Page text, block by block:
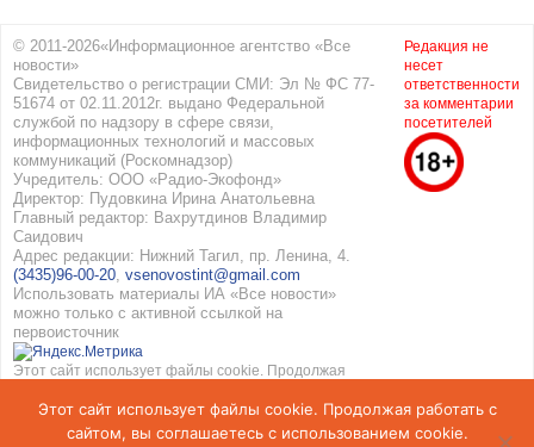
© 2011-2026«Информационное агентство «Все
новости»
Свидетельство о регистрации СМИ: Эл № ФС 77-
51674 от 02.11.2012г. выдано Федеральной
службой по надзору в сфере связи,
информационных технологий и массовых
коммуникаций (Роскомнадзор)
Учредитель: ООО «Радио-Экофонд»
Директор: Пудовкина Ирина Анатольевна
Главный редактор: Вахрутдинов Владимир
Саидович
Адрес редакции: Нижний Тагил, пр. Ленина, 4.
(3435)96-00-20, vsenovostint@gmail.com
Использовать материалы ИА «Все новости»
можно только с активной ссылкой на
первоисточник
Этот сайт использует файлы cookie. Продолжая
использованием cookie. Подробнее вПолитике
конфиденциальностииСоглашение об обработке
Редакция не
несет
ответственности
за комментарии
посетителей
Этот сайт использует файлы cookie. Продолжая работать с
сайтом, вы соглашаетесь с использованием cookie.